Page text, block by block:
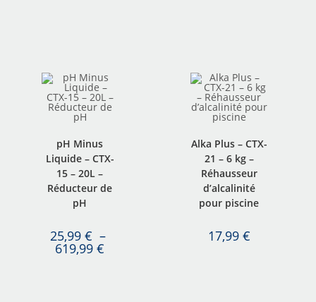
pH Minus
Liquide – CTX-
15 – 20L –
Réducteur de
pH
25,99€ –
619,99€
Alka Plus – CTX-
21 – 6 kg –
Réhausseur
d’alcalinité
pour piscine
17,99 €